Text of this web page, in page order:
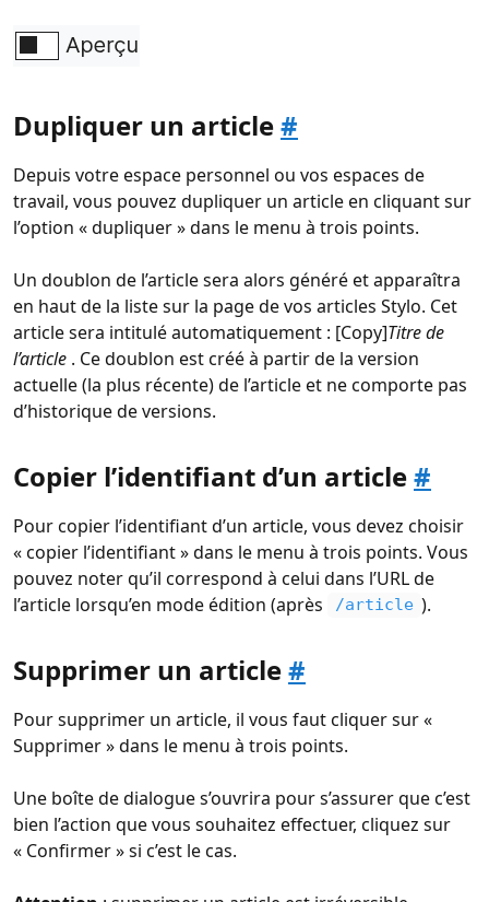
Dupliquer un article#
Depuis votre espace personnel ou vos espaces de
travail, vous pouvez dupliquer un article en cliquant sur
l’option « dupliquer » dans le menu à trois points.
Un doublon de l’article sera alors généré et apparaîtra
en haut de la liste sur la page de vos articles Stylo. Cet
article sera intitulé automatiquement : [Copy]Titre de
l’article . Ce doublon est créé à partir de la version
actuelle (la plus récente) de l’article et ne comporte pas
d’historique de versions.
Copier l’identifiant d’un article#
Pour copier l’identifiant d’un article, vous devez choisir
« copier l’identifiant » dans le menu à trois points. Vous
pouvez noter qu’il correspond à celui dans l’URL de
l’article lorsqu’en mode édition (après
/article ).
Supprimer un article#
Pour supprimer un article, il vous faut cliquer sur «
Supprimer » dans le menu à trois points.
Une boîte de dialogue s’ouvrira pour s’assurer que c’est
bien l’action que vous souhaitez effectuer, cliquez sur
« Confirmer » si c’est le cas.